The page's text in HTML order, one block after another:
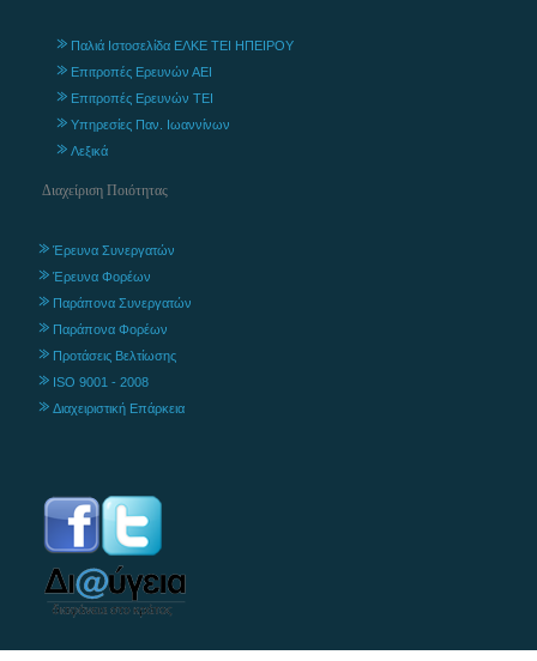
Παλιά Ιστοσελίδα ΕΛΚΕ ΤΕΙ ΗΠΕΙΡΟΥ
Επιτροπές Ερευνών ΑΕΙ
Επιτροπές Ερευνών ΤΕΙ
Υπηρεσίες Παν. Ιωαννίνων
Λεξικά
Διαχείριση Ποιότητας
Έρευνα Συνεργατών
Έρευνα Φορέων
Παράπονα Συνεργατών
Παράπονα Φορέων
Προτάσεις Βελτίωσης
ISO 9001 - 2008
Διαχειριστική Επάρκεια